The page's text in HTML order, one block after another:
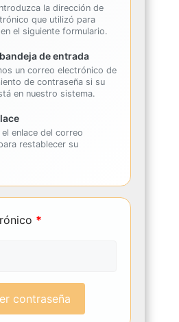
la dirección de
que utilizó para
el siguiente formulario.
de entrada
un correo electrónico de
de contraseña si su
en nuestro sistema.
enlace del correo
restablecer su
*
contraseña